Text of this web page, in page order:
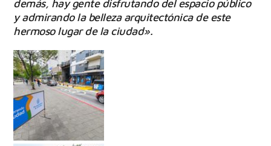
demás, hay gente disfrutando del espacio público
y admirando la belleza arquitectónica de este
hermoso lugar de la ciudad».